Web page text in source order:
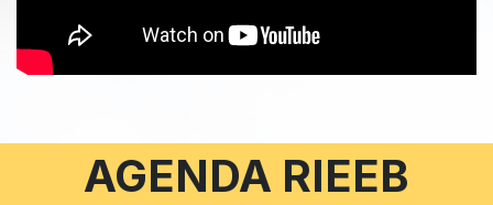
AGENDA RIEEB